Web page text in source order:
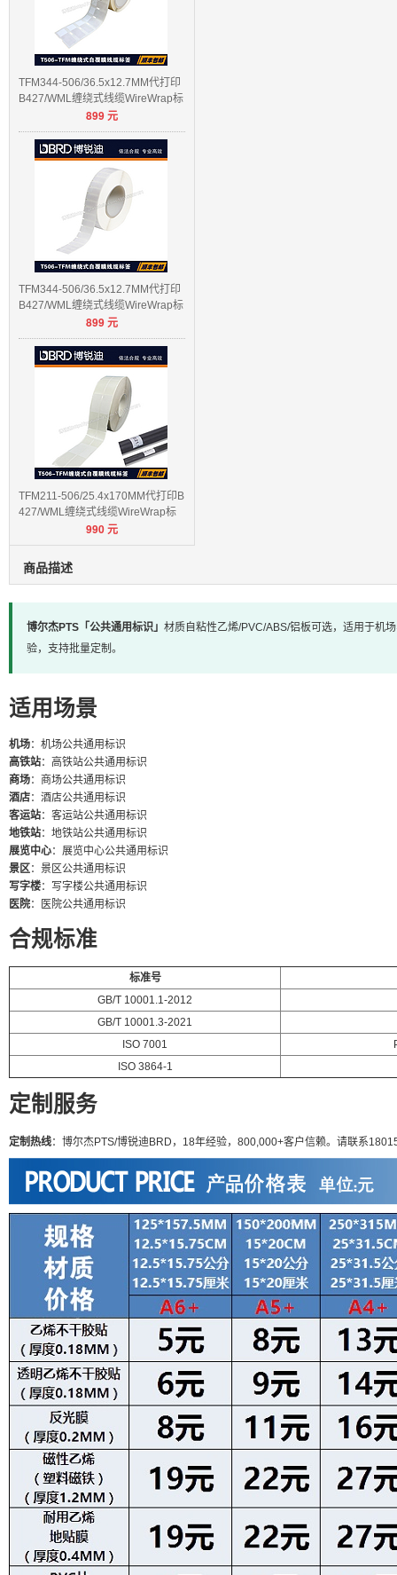
TFM344-506/36.5x12.7MM代打印
B427/WML缠绕式线缆WireWrap标
899元
TFM344-506/36.5x12.7MM代打印
B427/WML缠绕式线缆WireWrap标
899元
TFM211-506/25.4x170MM代打印B
427/WML缠绕式线缆WireWrap标
990元
商品描述
博尔杰PTS「公共通用标识」 材质自粘性乙烯/PVC/ABS/铝板可选，适用于机
验，支持批量定制。
适用场景
机场：机场公共通用标识
高铁站：高铁站公共通用标识
商场：商场公共通用标识
酒店：酒店公共通用标识
客运站：客运站公共通用标识
地铁站：地铁站公共通用标识
展览中心：展览中心公共通用标识
景区：景区公共通用标识
写字楼：写字楼公共通用标识
医院：医院公共通用标识
合规标准
标准号
GB/T 10001.1-2012
GB/T 10001.3-2021
ISO 7001
ISO 3864-1
定制服务
定制热线：博尔杰PTS/博锐迪BRD，18年经验，800,000+客户信赖。请联系